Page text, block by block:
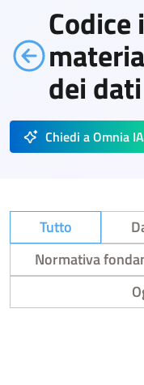
dei
Chiedi a Omnia IA
Tutto
Normativa